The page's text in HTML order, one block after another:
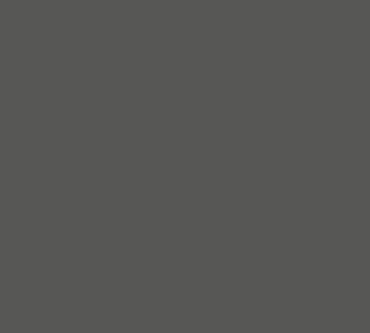
reajustamento da base de cálculo,
pagadora o respectivo ônus do
nº 2202-010.934
– Contratação de pessoa
prestação de serviços
maior grau de autonomia do
sua execução, razão pela qual a
termos contratuais é, na maioria dos
para demonstrar a existência de